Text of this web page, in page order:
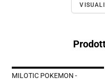
MILOTIC POKEMON -